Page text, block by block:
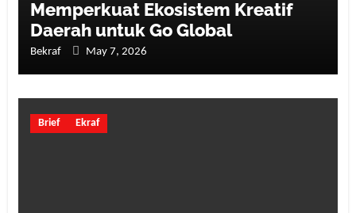
Memperkuat Ekosistem Kreatif
Daerah untuk Go Global
Bekraf May 7, 2026
Brief Ekraf